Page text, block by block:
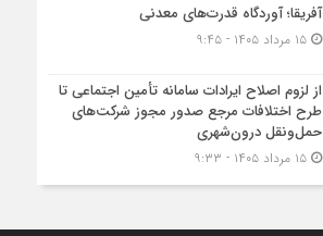
آفریقا؛ آوردگاه قدرت‌های معدنی
۱۵ مرداد ۱۴۰۵ - ۹:۴۵
از لزوم اصلاح ایرادات سامانه تأمین اجتماعی تا
طرح اختلافات مرجع صدور مجوز شرکت‌های
حمل‌ونقل درون‌شهری
۱۵ مرداد ۱۴۰۵ - ۹:۳۳